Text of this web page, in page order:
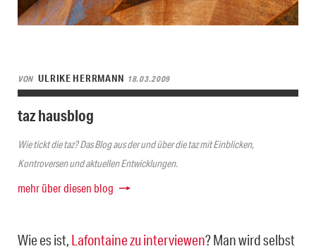
VON ULRIKE HERRMANN 18.03.2009
taz hausblog
Wie tickt die taz? Das Blog aus der und über die taz mit Einblicken,
Kontroversen und aktuellen Entwicklungen.
mehr über diesen blog
Wie es ist, Lafontaine zu interviewen? Man wird selbst